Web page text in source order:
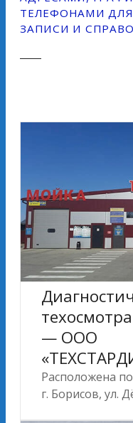
ТЕЛЕФОНАМИ
ЗАПИСИ И
— ООО
Расположена
г. Борисов, ул.